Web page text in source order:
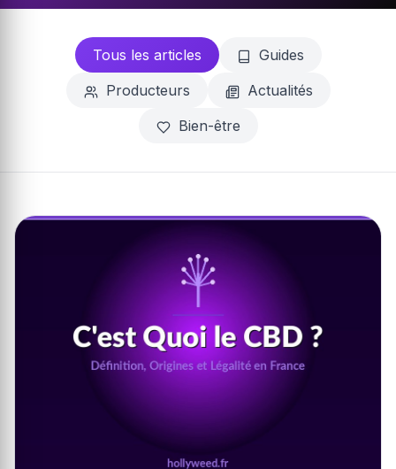
Tous les articles
Guides
Producteurs
Actualités
Bien-être